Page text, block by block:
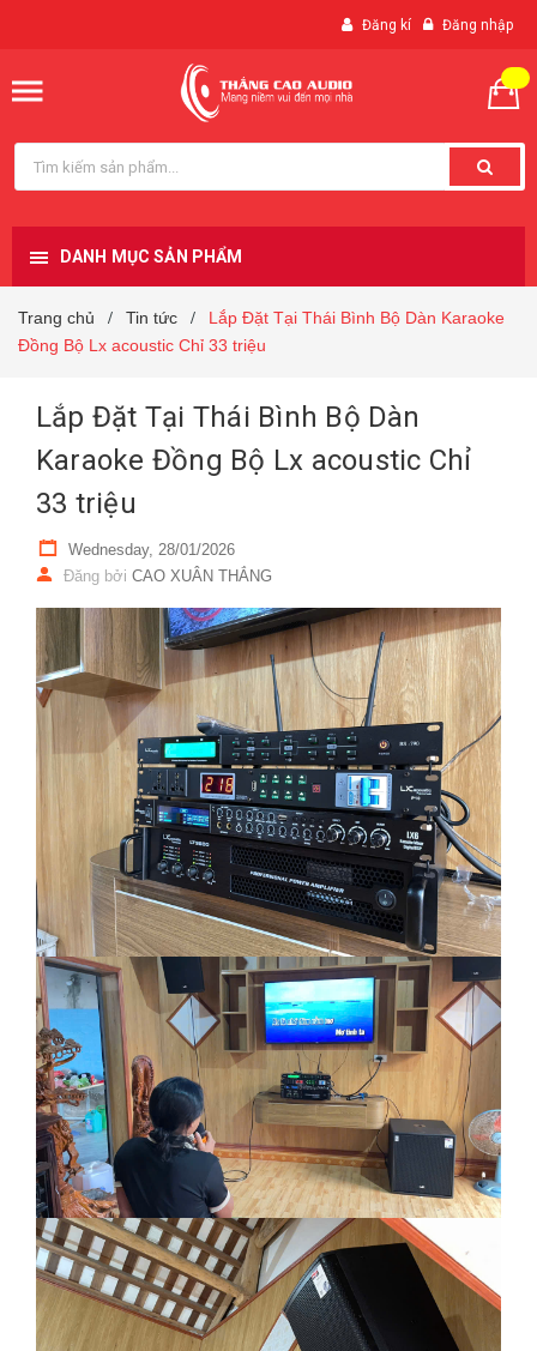
Đăng kí Đăng nhập
DANH MỤC SẢN PHẨM
Trang chủ / Tin tức /
Lắp Đặt Tại Thái Bình Bộ Dàn Karaoke
Đồng Bộ Lx acoustic Chỉ 33 triệu
Lắp Đặt Tại Thái Bình Bộ Dàn
Karaoke Đồng Bộ Lx acoustic Chỉ
33 triệu
Wednesday, 28/01/2026
Đăng bởi CAO XUÂN THẮNG